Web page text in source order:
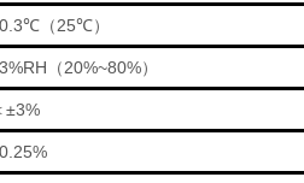
（25℃）
（20%~80%）
±3%